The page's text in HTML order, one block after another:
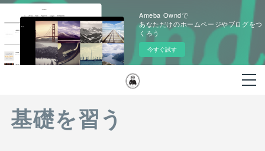
Ameba Owndで
あなただけのホームページやブログをつ
くろう
今すぐ試す
基礎を習う